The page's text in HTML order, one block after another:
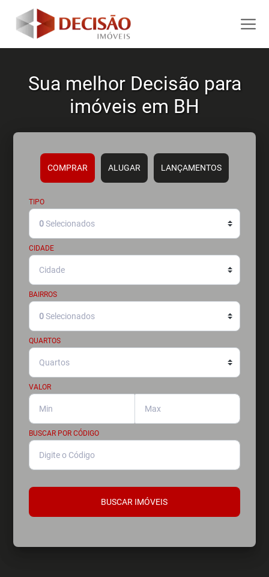
Sua melhor Decisão para
imóveis em BH
COMPRAR ALUGAR LANÇAMENTOS
TIPO
0Selecionados
CIDADE
BAIRROS
0Selecionados
QUARTOS
VALOR
BUSCAR POR CÓDIGO
BUSCAR IMÓVEIS